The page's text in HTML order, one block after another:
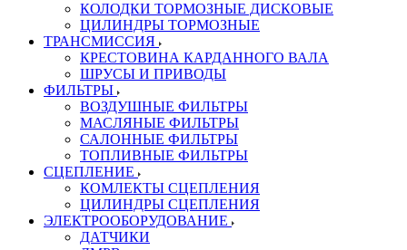
КОЛОДКИ ТОРМОЗНЫЕ ДИСКОВЫЕ
ЦИЛИНДРЫ ТОРМОЗНЫЕ
ТРАНСМИССИЯ
КРЕСТОВИНА КАРДАННОГО ВАЛА
ШРУСЫ И ПРИВОДЫ
ФИЛЬТРЫ
ВОЗДУШНЫЕ ФИЛЬТРЫ
МАСЛЯНЫЕ ФИЛЬТРЫ
САЛОННЫЕ ФИЛЬТРЫ
ТОПЛИВНЫЕ ФИЛЬТРЫ
СЦЕПЛЕНИЕ
КОМЛЕКТЫ СЦЕПЛЕНИЯ
ЦИЛИНДРЫ СЦЕПЛЕНИЯ
ЭЛЕКТРООБОРУДОВАНИЕ
ДАТЧИКИ